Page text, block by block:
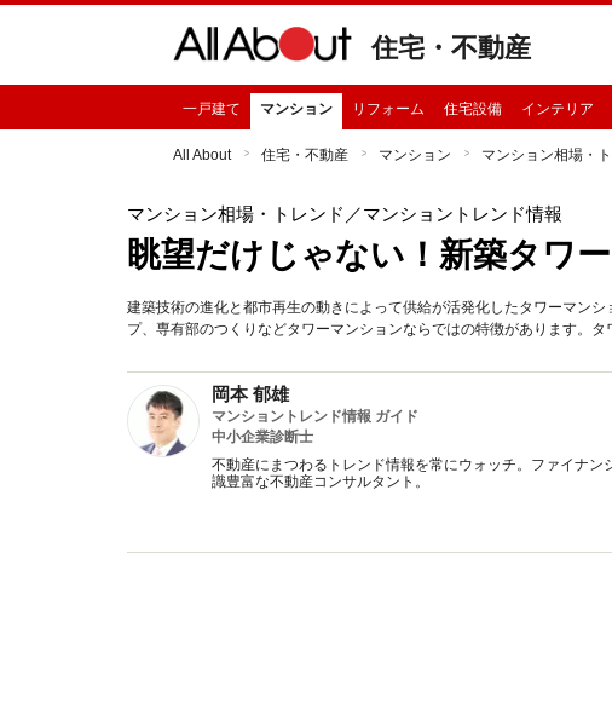
住宅・不動産
一戸建て マンション リフォーム 住宅設備 インテリア
All About 住宅・不動産 マンション マンション相場・
マンション相場・トレンド ／マンショントレンド情報
眺望だけじゃない！新築タワ
建築技術の進化と都市再生の動きによって供給が活発化したタワーマン
プ、専有部のつくりなどタワーマンションならではの特徴があります。
岡本 郁雄
マンショントレンド情報 ガイド
中小企業診断士
不動産にまつわるトレンド情報を常にウォッチ。ファイナ
識豊富な不動産コンサルタント。